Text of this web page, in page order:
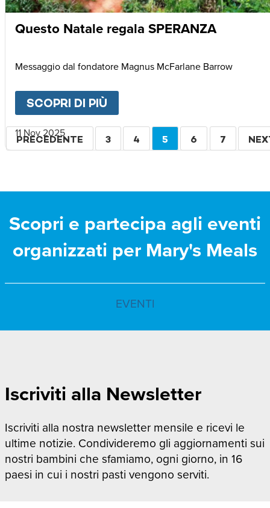
Questo Natale regala SPERANZA
Messaggio dal fondatore Magnus McFarlane Barrow
SCOPRI DI PIÙ
11 Nov 2025
Paginazione
PAGINA
PRECEDENTE PAGINA
3 PAGINA
4
PAGINA
5 PAGINA
6 PAGINA
7
Scopri e partecipa agli eventi
organizzati per Mary's Meals
EVENTI
Iscriviti alla Newsletter
Iscriviti alla nostra newsletter mensile e ricevi le
ultime notizie. Condivideremo gli aggiornamenti sui
nostri bambini che sfamiamo, ogni giorno, in 16
paesi in cui i nostri pasti vengono serviti.